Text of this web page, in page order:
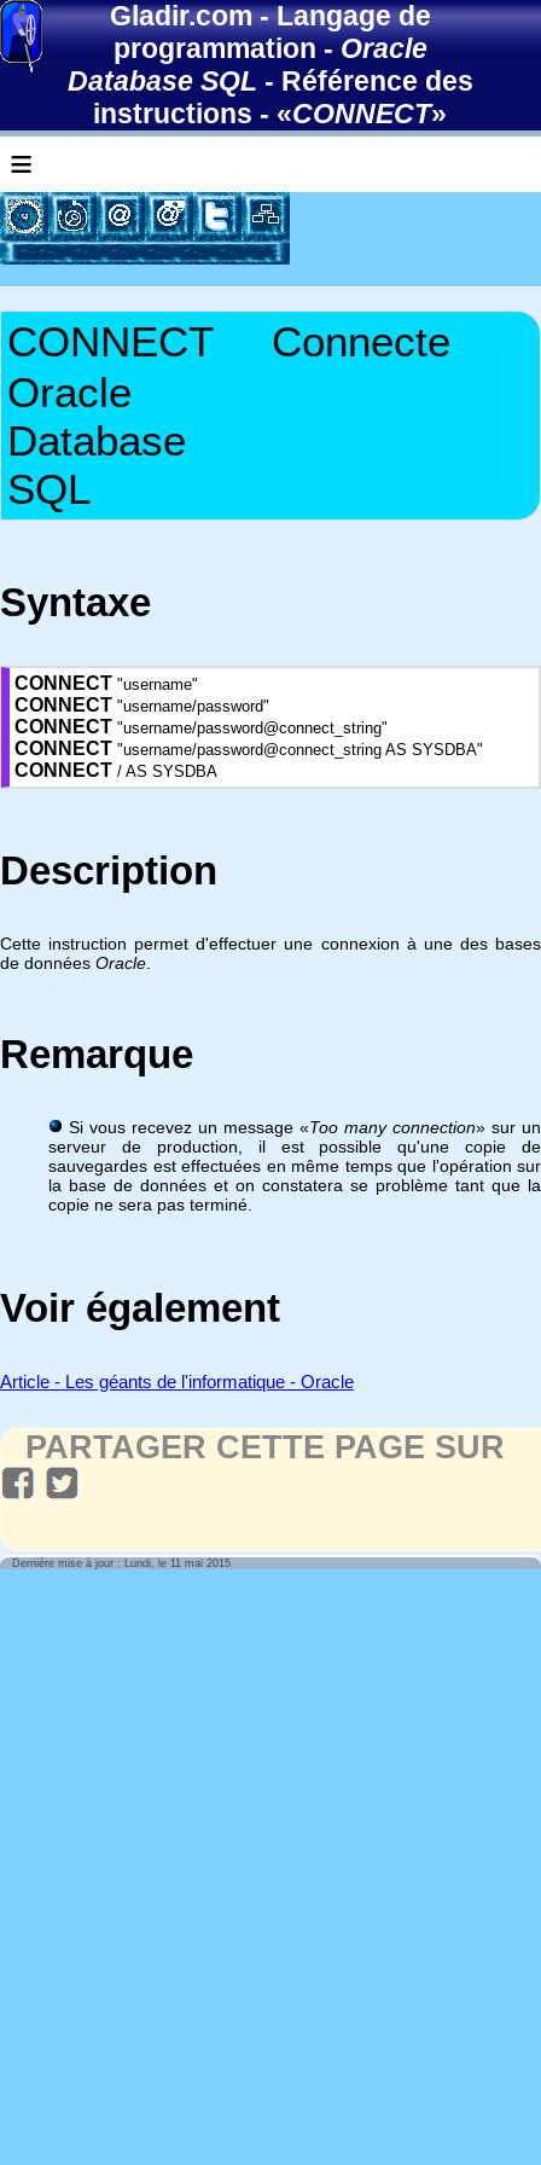
Gladir.com-Langage de
programmation-Oracle
Database SQL - Référence des
instructions - «CONNECT»
≡
CONNECT
Connecte
Oracle
Database
SQL
Syntaxe
CONNECT "username"
CONNECT "username/password"
CONNECT "username/password@connect_string"
CONNECT "username/password@connect_string AS SYSDBA"
CONNECT / AS SYSDBA
Description
Cette instruction permet d'effectuer une connexion à une des bases
de données Oracle
Remarque
Si vous recevez un message «Too many connection» sur un
serveur de production, il est possible qu'une copie de
sauvegardes est effectuées en même temps que l'opération sur
la base de données et on constatera se problème tant que la
copie ne sera pas terminé.
Voir également
Article - Les géants de l'informatique - Oracle
PARTAGER CETTE PAGE SUR
Dernière mise à jour : Lundi, le 11 mai 2015